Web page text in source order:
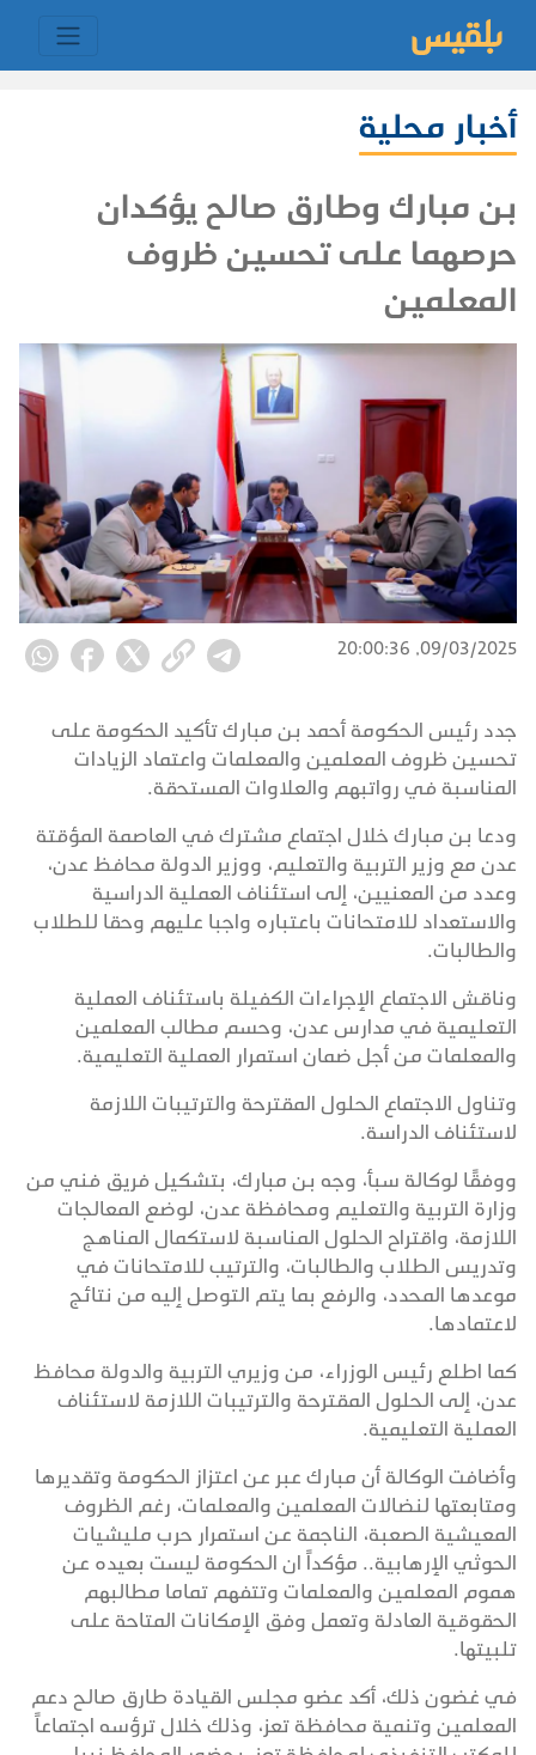
أخبار محلية
بن مبارك وطارق صالح يؤكدان
حرصهما على تحسين ظروف
المعلمين
09/03/2025, 20:00:36
جدد رئيس الحكومة أحمد بن مبارك تأكيد الحكومة على
تحسين ظروف المعلمين والمعلمات واعتماد الزيادات
المناسبة في رواتبهم والعلاوات المستحقة.
ودعا بن مبارك خلال اجتماع مشترك في العاصمة المؤقتة
عدن مع وزير التربية والتعليم، ووزير الدولة محافظ عدن،
وعدد من المعنيين، إلى استئناف العملية الدراسية
والاستعداد للامتحانات باعتباره واجبا عليهم وحقا للطلاب
والطالبات.
وناقش الاجتماع الإجراءات الكفيلة باستئناف العملية
التعليمية في مدارس عدن، وحسم مطالب المعلمين
والمعلمات من أجل ضمان استمرار العملية التعليمية.
وتناول الاجتماع الحلول المقترحة والترتيبات اللازمة
لاستئناف الدراسة.
ووفقًا لوكالة سبأ، وجه بن مبارك، بتشكيل فريق فني من
وزارة التربية والتعليم ومحافظة عدن، لوضع المعالجات
اللازمة، واقتراح الحلول المناسبة لاستكمال المناهج
وتدريس الطلاب والطالبات، والترتيب للامتحانات في
موعدها المحدد، والرفع بما يتم التوصل إليه من نتائج
لاعتمادها.
كما اطلع رئيس الوزراء، من وزيري التربية والدولة محافظ
عدن، إلى الحلول المقترحة والترتيبات اللازمة لاستئناف
العملية التعليمية.
وأضافت الوكالة أن مبارك عبر عن اعتزاز الحكومة وتقديرها
ومتابعتها لنضالات المعلمين والمعلمات، رغم الظروف
المعيشية الصعبة، الناجمة عن استمرار حرب مليشيات
الحوثي الإرهابية.. مؤكداً ان الحكومة ليست بعيده عن
هموم المعلمين والمعلمات وتتفهم تماما مطالبهم
الحقوقية العادلة وتعمل وفق الإمكانات المتاحة على
تلبيتها.
في غضون ذلك، أكد عضو مجلس القيادة طارق صالح دعم
المعلمين وتنمية محافظة تعز، وذلك خلال ترؤسه اجتماعاً